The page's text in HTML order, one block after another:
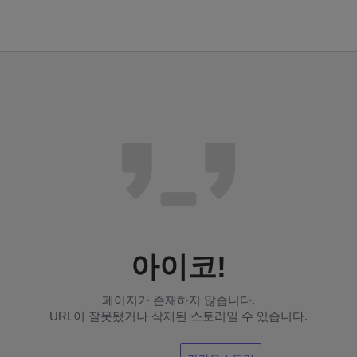
아이코!
페이지가 존재하지 않습니다.
URL이 잘못됐거나 삭제된 스토리일 수 있습니다.